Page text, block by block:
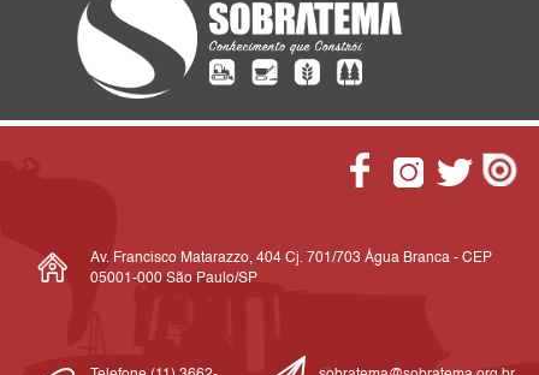
Av. Francisco Matarazzo, 404 Cj. 701/703 Água Branca - CEP
05001-000 São Paulo/SP